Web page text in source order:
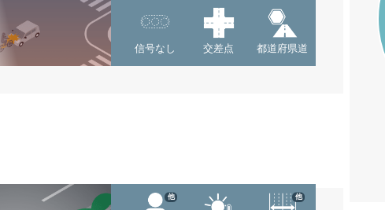
信号なし 交差点 都道府県道
他 他